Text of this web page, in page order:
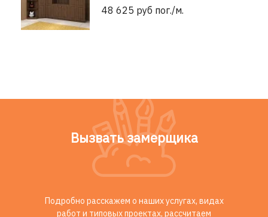
48 625 руб пог./м.
Вызвать замерщика
Подробно расскажем о наших услугах, видах
работ и типовых проектах, рассчитаем